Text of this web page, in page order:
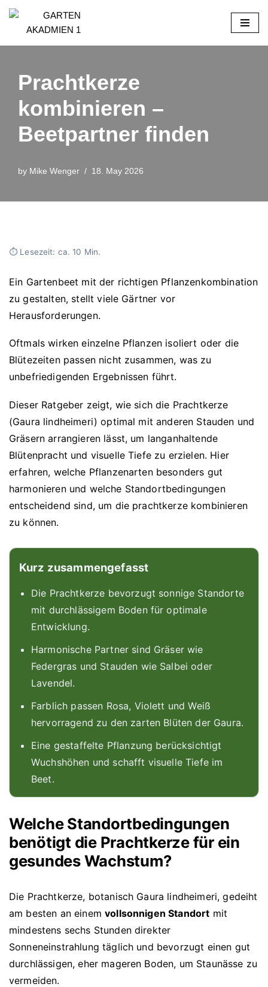
to
Prachtkerze
kombinieren –
Beetpartner finden
by Mike Wenger 18. May 2026
⏱ Lesezeit: ca. 10 Min.
Ein Gartenbeet mit der richtigen Pflanzenkombination
zu gestalten, stellt viele Gärtner vor
Herausforderungen.
Oftmals wirken einzelne Pflanzen isoliert oder die
Blütezeiten passen nicht zusammen, was zu
unbefriedigenden Ergebnissen führt.
Dieser Ratgeber zeigt, wie sich die Prachtkerze
(Gaura lindheimeri) optimal mit anderen Stauden und
Gräsern arrangieren lässt, um langanhaltende
Blütenpracht und visuelle Tiefe zu erzielen. Hier
erfahren, welche Pflanzenarten besonders gut
harmonieren und welche Standortbedingungen
entscheidend sind, um die prachtkerze kombinieren
zu können.
Kurz zusammengefasst
Die Prachtkerze bevorzugt sonnige Standorte
mit durchlässigem Boden für optimale
Entwicklung.
Harmonische Partner sind Gräser wie
Federgras und Stauden wie Salbei oder
Lavendel.
Farblich passen Rosa, Violett und Weiß
hervorragend zu den zarten Blüten der Gaura.
Eine gestaffelte Pflanzung berücksichtigt
Wuchshöhen und schafft visuelle Tiefe im
Beet.
Welche Standortbedingungen
benötigt die Prachtkerze für ein
gesundes Wachstum?
Die Prachtkerze, botanisch Gaura lindheimeri, gedeiht
am besten an einemvollsonnigen Standort mit
mindestens sechs Stunden direkter
Sonneneinstrahlung täglich und bevorzugt einen gut
durchlässigen, eher mageren Boden, um Staunässe zu
vermeiden.